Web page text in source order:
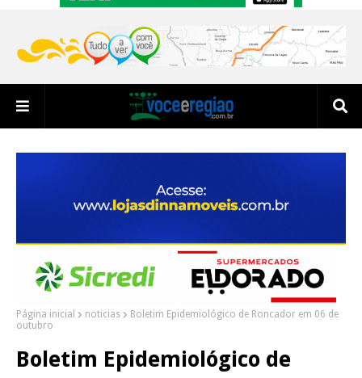
Página inicial noticias
Boletim Epidemiológico de Roncador em 06 de
outubro
Boletim Epidemiológico de